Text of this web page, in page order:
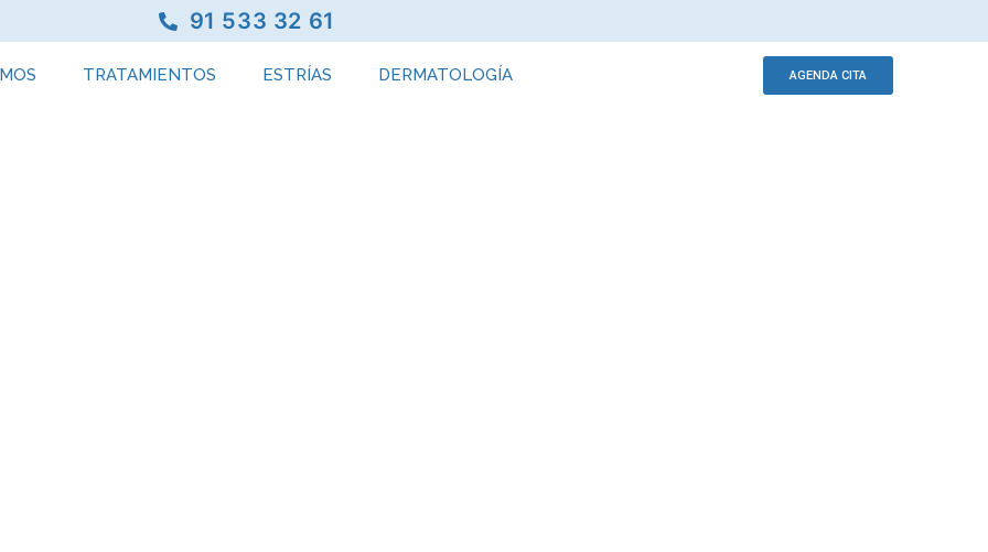
91 533 32 61
TRATAMIENTOS ESTRÍAS DERMATOLOGÍA AGENDA CITA